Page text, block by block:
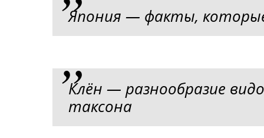
Япония — факты,
Клён — разнообразие
таксона